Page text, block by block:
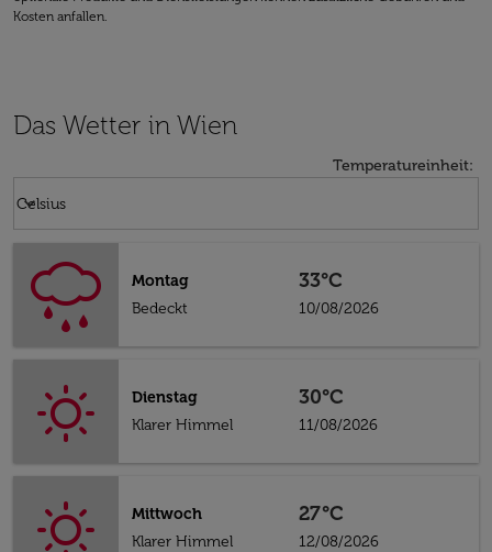
Kosten anfallen.
Das Wetter in Wien
Temperatureinheit:
Celsius
keyboard_arrow_down
Montag
Bedeckt
33°C
10/08/2026
Dienstag
Klarer Himmel
30°C
11/08/2026
Mittwoch
Klarer Himmel
27°C
12/08/2026